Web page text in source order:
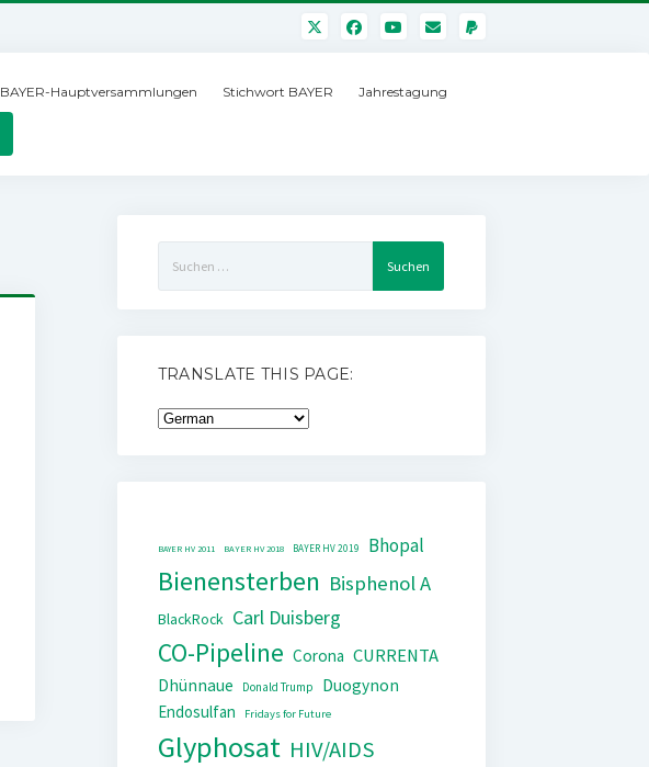
BAYER-Hauptversammlungen Stichwort BAYER Jahrestagung
nach:
TRANSLATE THIS PAGE:
BAYER HV 2011 BAYER HV 2018 BAYER HV 2019 Bhopal
Bienensterben Bisphenol A
BlackRock Carl Duisberg
CO-Pipeline Corona CURRENTA
Dhünnaue Donald Trump
Duogynon
Endosulfan
Fridays for Future
Glyphosat HIV/AIDS